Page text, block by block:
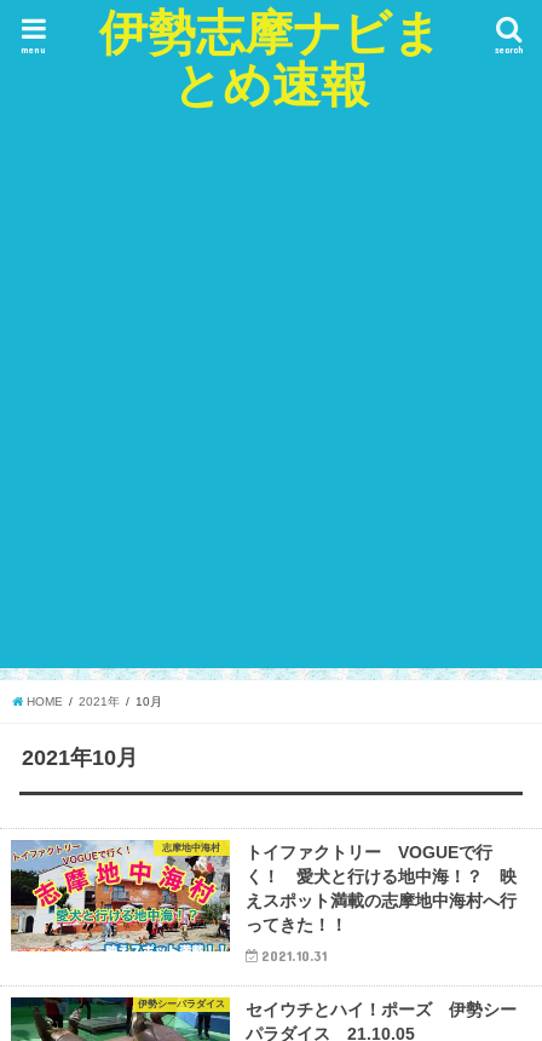
伊勢志摩ナビま
とめ速報
search
menu
HOME 2021年 10月
2021年10月
志摩地中海村
トイファクトリー VOGUEで行
く！ 愛犬と行ける地中海！？ 映
えスポット満載の志摩地中海村へ行
ってきた！！
2021.10.31
伊勢シーパラダイス
セイウチとハイ！ポーズ 伊勢シー
パラダイス 21.10.05